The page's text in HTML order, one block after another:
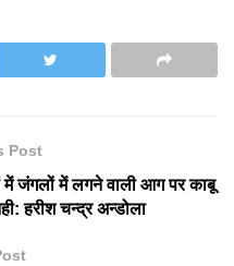
Post
में जंगलों में लगने वाली आग पर काबू
हरीश चन्द्र अन्डोला